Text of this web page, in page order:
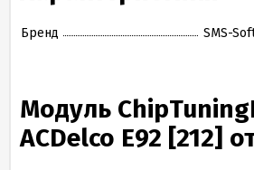
Бренд SMS-
Модуль
ACDelco E92 [212]